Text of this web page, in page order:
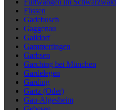
Furtwangen im Schwarzwald
Füssen
Gadebusch
Gaggenau
Gaildorf
Gammertingen
Garbsen
Garching bei München
Gardelegen
Garding
Gartz (Oder)
Gau-Algesheim